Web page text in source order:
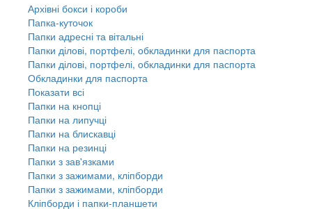
Архівні бокси і короби
Папка-куточок
Папки адресні та вітальні
Папки ділові, портфелі, обкладинки для паспорта
Папки ділові, портфелі, обкладинки для паспорта
Обкладинки для паспорта
Показати всі
Папки на кнопці
Папки на липучці
Папки на блискавці
Папки на резинці
Папки з зав'язками
Папки з зажимами, кліпборди
Папки з зажимами, кліпборди
Кліпборди і папки-планшети